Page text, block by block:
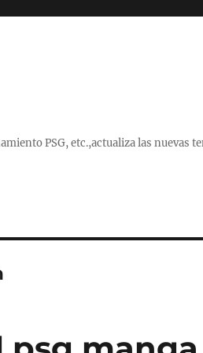
PSG, etc.,actualiza las nuevas